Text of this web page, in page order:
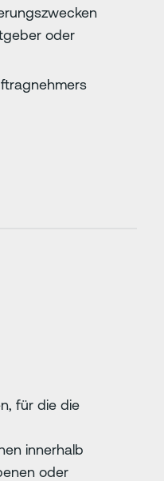
oder
für die die
innerhalb
oder